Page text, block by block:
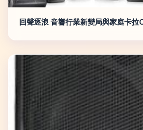
回聲逐浪 音響行業新變局與家庭卡拉